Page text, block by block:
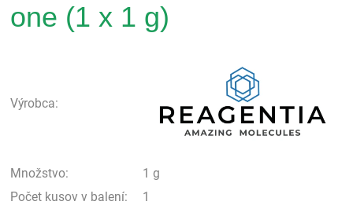
one (1 x 1 g)
Výrobca:
Množstvo:
1 g
Počet kusov v balení:
1